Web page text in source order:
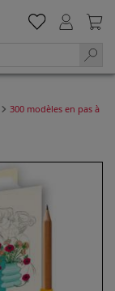
300 modèles en pas à